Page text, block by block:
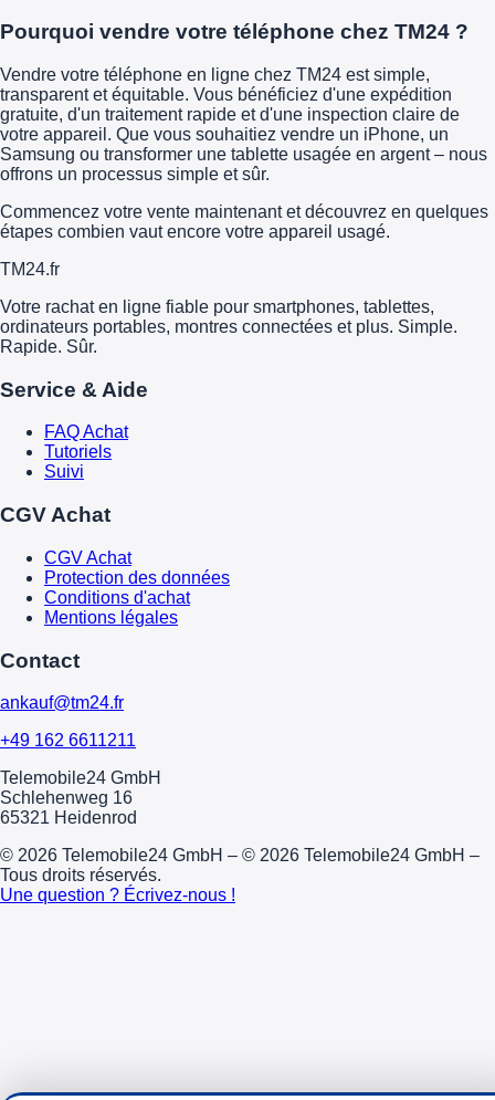
Pourquoi vendre votre téléphone chez TM24 ?
Vendre votre téléphone en ligne chez TM24 est simple,
transparent et équitable. Vous bénéficiez d'une expédition
gratuite, d'un traitement rapide et d'une inspection claire de
votre appareil. Que vous souhaitiez vendre un iPhone, un
Samsung ou transformer une tablette usagée en argent – nous
offrons un processus simple et sûr.
Commencez votre vente maintenant et découvrez en quelques
étapes combien vaut encore votre appareil usagé.
TM24.fr
Votre rachat en ligne fiable pour smartphones, tablettes,
ordinateurs portables, montres connectées et plus. Simple.
Rapide. Sûr.
Service & Aide
FAQ Achat
Tutoriels
Suivi
CGV Achat
CGV Achat
Protection des données
Conditions d'achat
Mentions légales
Contact
ankauf@tm24.fr
+49 162 6611211
Telemobile24 GmbH
Schlehenweg 16
65321 Heidenrod
© 2026 Telemobile24 GmbH – © 2026 Telemobile24 GmbH –
Tous droits réservés.
Une question ? Écrivez-nous !